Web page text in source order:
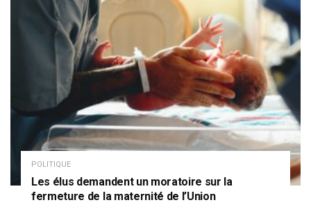
POLITIQUE
Les élus demandent un moratoire sur la
fermeture de la maternité de l’Union